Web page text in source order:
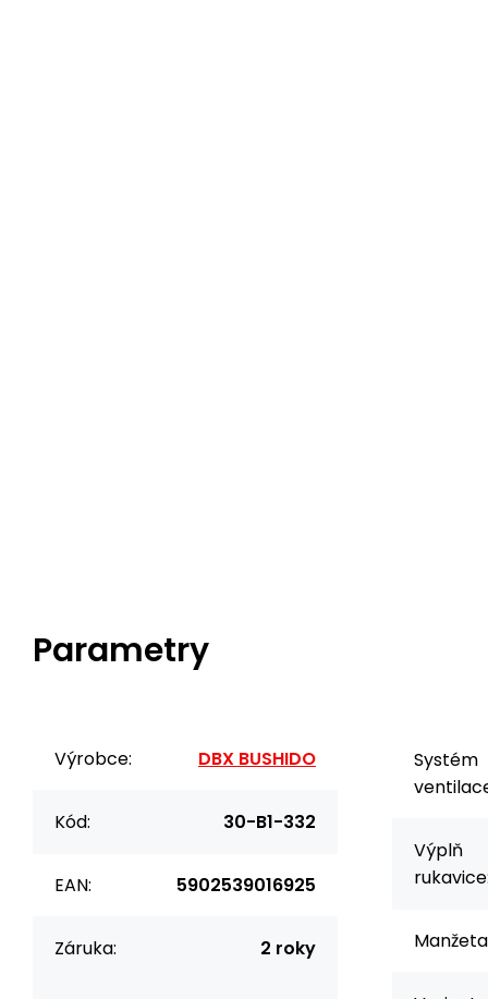
Parametry
Výrobce: DBX BUSHIDO
Kód: 30-B1-332
EAN: 5902539016925
Záruka: 2 roky
Systém
Výplň